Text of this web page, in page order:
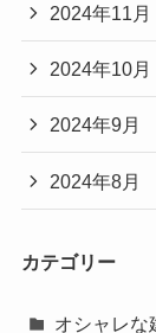
2024年11月
2024年10月
2024年9月
2024年8月
カテゴリー
オシャレな